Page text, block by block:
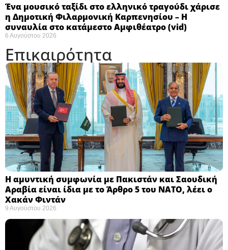
Ένα μουσικό ταξίδι στο ελληνικό τραγούδι χάρισε
η Δημοτική Φιλαρμονική Καρπενησίου – Η
συναυλία στο κατάμεστο Αμφιθέατρο (vid)
6 Αυγούστου 2026
Επικαιρότητα
Η αμυντική συμφωνία με Πακιστάν και Σαουδική
Αραβία είναι ίδια με το Άρθρο 5 του ΝΑΤΟ, λέει ο
Χακάν Φιντάν ​
9 Αυγούστου 2026